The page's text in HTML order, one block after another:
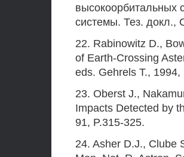
высокоорбитальных
системы. Тез. докл.,
22. Rabinowitz D.,
of Earth-Crossing
eds. Gehrels Т., 1994,
23. Oberst J.,
Impacts Detected by
91, P.315-325.
24. Asher D.J., Clube